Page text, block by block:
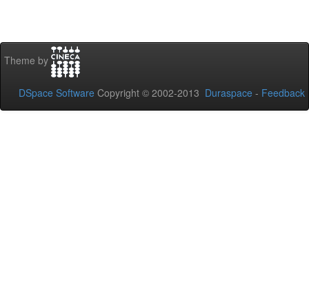
Theme by
DSpace Software Copyright © 2002-2013 Duraspace - Feedback